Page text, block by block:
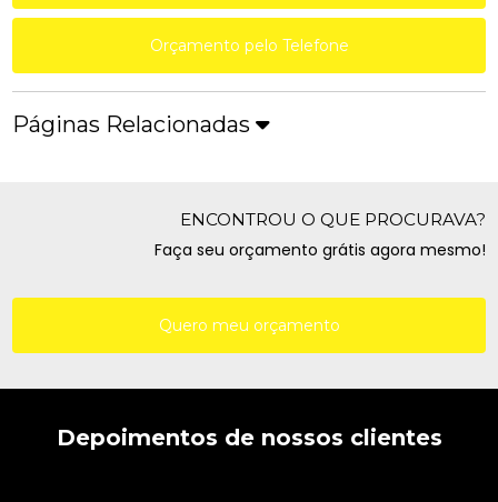
Orçamento pelo Telefone
Páginas Relacionadas
ENCONTROU O QUE PROCURAVA?
Faça seu orçamento grátis agora mesmo!
Quero meu orçamento
Depoimentos de nossos clientes